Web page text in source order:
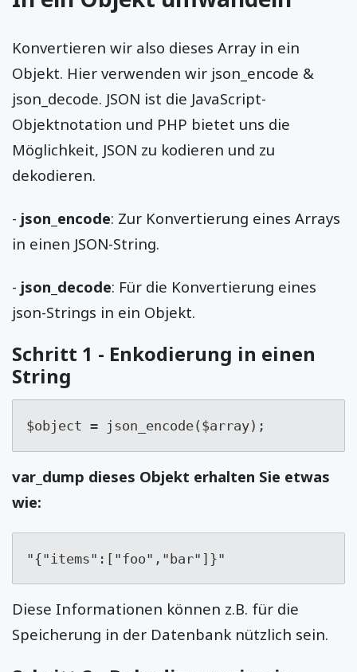
Konvertieren wir also dieses Array in ein
Objekt. Hier verwenden wir json_encode &
json_decode. JSON ist die JavaScript-
Objektnotation und PHP bietet uns die
Möglichkeit, JSON zu kodieren und zu
dekodieren.
- json_encode: Zur Konvertierung eines Arrays
in einen JSON-String.
- json_decode: Für die Konvertierung eines
json-Strings in ein Objekt.
Schritt 1 - Enkodierung in einen
String
$object = json_encode($array);
var_dump dieses Objekt erhalten Sie etwas
wie:
"{"items":["foo","bar"]}"
Diese Informationen können z.B. für die
Speicherung in der Datenbank nützlich sein.